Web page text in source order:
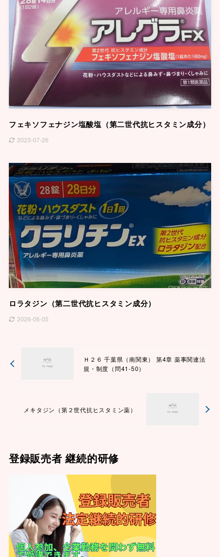
フェキソフェナジン塩酸塩（第二世代抗ヒスタミン成分）
2023-07-26
ロラタジン（第二世代抗ヒスタミン成分）
2026-06-05
Ｈ２６ 千葉県（南関東） 第4章 薬事関連法
規・制度（問41-50）
メキタジン（第２世代抗ヒスタミン薬）
登録販売者 継続的研修